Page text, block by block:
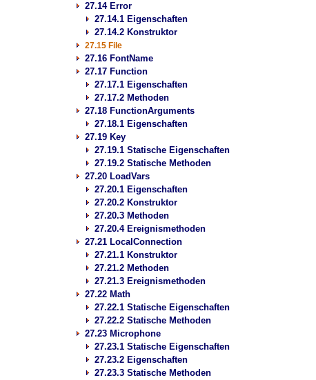
27.14 Error
27.14.1 Eigenschaften
27.14.2 Konstruktor
27.15 File
27.16 FontName
27.17 Function
27.17.1 Eigenschaften
27.17.2 Methoden
27.18 FunctionArguments
27.18.1 Eigenschaften
27.19 Key
27.19.1 Statische Eigenschaften
27.19.2 Statische Methoden
27.20 LoadVars
27.20.1 Eigenschaften
27.20.2 Konstruktor
27.20.3 Methoden
27.20.4 Ereignismethoden
27.21 LocalConnection
27.21.1 Konstruktor
27.21.2 Methoden
27.21.3 Ereignismethoden
27.22 Math
27.22.1 Statische Eigenschaften
27.22.2 Statische Methoden
27.23 Microphone
27.23.1 Statische Eigenschaften
27.23.2 Eigenschaften
27.23.3 Statische Methoden